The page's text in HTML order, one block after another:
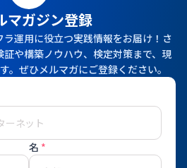
マガジン登録
運用に役立つ実践情報をお届け！さ
や構築ノウハウ、検定対策まで、現
。ぜひメルマガにご登録ください。
名 *